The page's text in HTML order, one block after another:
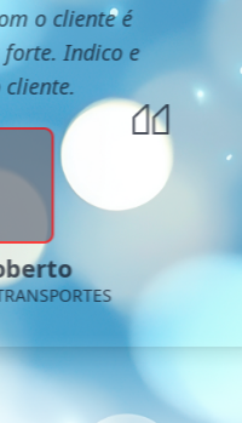
o cliente é
Indico e